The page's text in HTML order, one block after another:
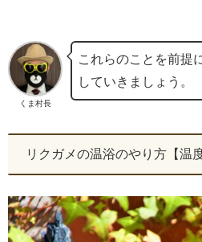
くま村長
これらのことを前提
していきましょう。
リクガメの温浴のやり方【温